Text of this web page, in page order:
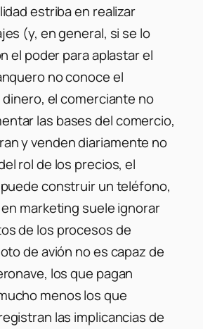
estriba en realizar
(y, en general, si se lo
el poder para aplastar el
no conoce el
el comerciante no
las bases del comercio,
y venden diariamente no
rol de los precios, el
construir un teléfono,
marketing suele ignorar
de los procesos de
de avión no es capaz de
los que pagan
menos los que
las implicancias de